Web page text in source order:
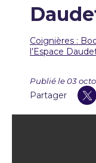
Coignières :
l’Espace
Publié le 03
Partager